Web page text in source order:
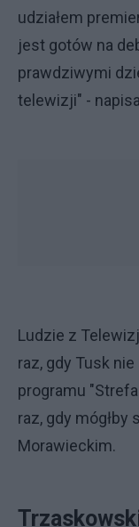
udziałem
jest gotów na
prawdziwymi
telewizji" -
Ludzie z
raz, gdy Tusk
programu
raz, gdy
Morawieckim.